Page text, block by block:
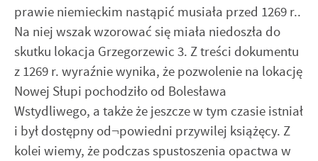
prawie niemieckim nastąpić musiała przed 1269 r..
Na niej wszak wzorować się miała niedoszła do
skutku lokacja Grzegorzewic 3. Z treści dokumentu
z 1269 r. wyraźnie wynika, że pozwolenie na lokację
Nowej Słupi pochodziło od Bolesława
Wstydliwego, a także że jeszcze w tym czasie istniał
i był dostępny od¬powiedni przywilej książęcy. Z
kolei wiemy, że podczas spustoszenia opactwa w